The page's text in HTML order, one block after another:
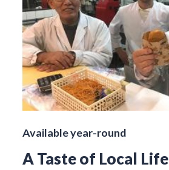
Available year-round
A Taste of Local Life |